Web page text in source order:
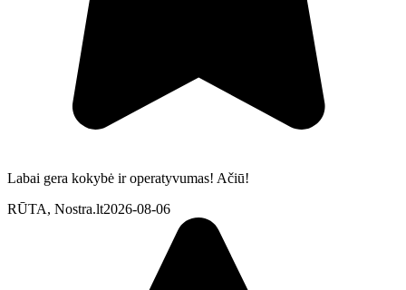
Labai gera kokybė ir operatyvumas! Ačiū!
RŪTA, Nostra.lt2026-08-06